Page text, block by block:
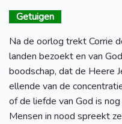
Getuigen
Na de oorlog trekt Corrie
landen bezoekt en van
boodschap, dat de Heere
ellende van de
of de liefde van God is
Mensen in nood spreekt